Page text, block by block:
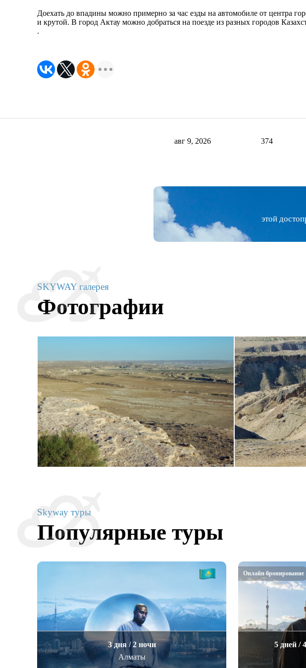
Доехать до впадины можно примерно за час езды на автомобиле от центра
и крутой. В город Актау можно добраться на поезде из разных городов
.
авг 9, 2026 374
этой
SKYWAY галерея
Фотографии
Skyway туры
Популярные туры
3 дня / 2 ночи
Алматы
5 дней /
Онлайн бронирование